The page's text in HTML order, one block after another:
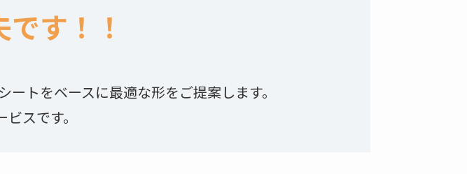
す！！
トをベースに最適な形をご提案します。
スです。